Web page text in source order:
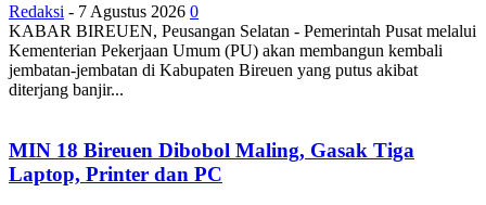
Redaksi - 7 Agustus 2026 0
KABAR BIREUEN, Peusangan Selatan - Pemerintah Pusat melalui
Kementerian Pekerjaan Umum (PU) akan membangun kembali
jembatan-jembatan di Kabupaten Bireuen yang putus akibat
diterjang banjir...
MIN 18 Bireuen Dibobol Maling, Gasak Tiga
Laptop, Printer dan PC